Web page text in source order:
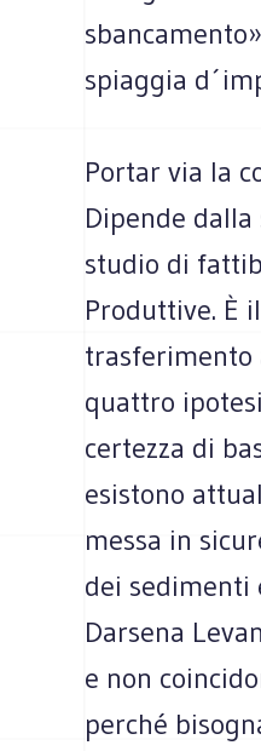
spiaggia
Portar via la
Dipende
studio di
Produttive. È
trasferimento
quattro
certezza di
esistono
messa in
dei sedimenti
Darsena
e non
perché